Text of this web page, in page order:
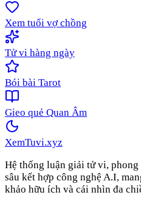
Xem tuổi vợ chồng
Tử vi hàng ngày
Bói bài Tarot
Gieo quẻ Quan Âm
XemTuvi.xyz
Hệ thống luận giải tử vi,
sâu kết hợp công nghệ A.I,
khảo hữu ích và cái nhìn đa